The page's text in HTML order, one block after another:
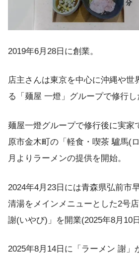
2019年6月28日に創業。
店主さんは東京を中心に沖縄や世
る「麺屋 一燈」グループで修行し
麺屋一燈グループで修行後に実家
原市金木町の「軽食・喫茶 驢馬(
月よりラーメンの提供を開始。
2024年4月23日には青森県弘前市
清湯をメインメニューとした2号
謝(いやび)」を開業(2025年8月10
2025年8月14日に「ラーメン 謝」